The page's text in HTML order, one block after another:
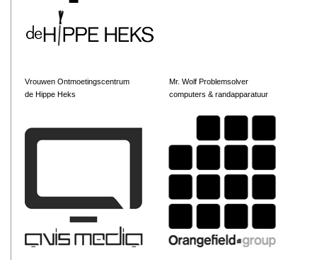
Vrouwen Ontmoetingscentrum
de Hippe Heks
Mr. Wolf Problemsolver
computers & randapparatuur